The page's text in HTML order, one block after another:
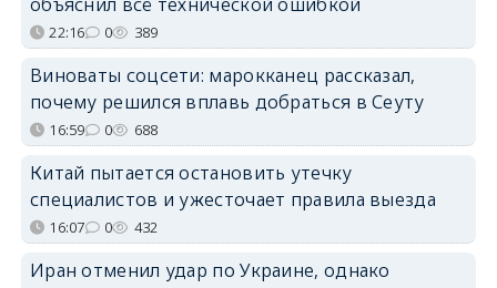
объяснил всё технической ошибкой
22:16 0 389
Виноваты соцсети: марокканец рассказал,
почему решился вплавь добраться в Сеуту
16:59 0 688
Китай пытается остановить утечку
специалистов и ужесточает правила выезда
16:07 0 432
Иран отменил удар по Украине, однако